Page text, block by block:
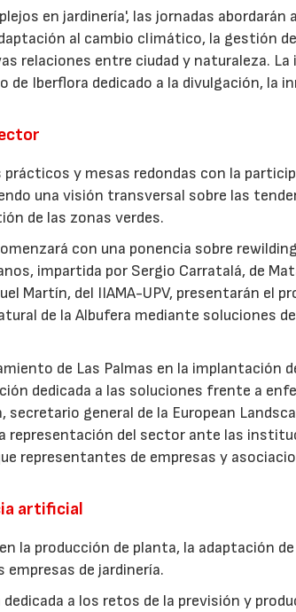
en jardinería', las jornadas abordarán
al cambio climático, la gestión
relaciones entre ciudad y naturaleza.
de Iberflora dedicado a la divulgación, la
y mesas redondas con la
una visión transversal sobre las
de las zonas verdes.
con una ponencia sobre
impartida por Sergio Carratalá, de
Martín, del IIAMA-UPV, presentarán el
de la Albufera mediante soluciones
de Las Palmas en la implantación
dedicada a las soluciones frente a
secretario general de la European
representación del sector ante las
representantes de empresas y
artificial
la producción de planta, la adaptación
de jardinería.
a los retos de la previsión y